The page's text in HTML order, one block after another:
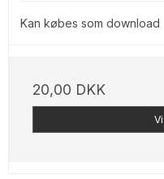
Kan købes som download
20,00 DKK